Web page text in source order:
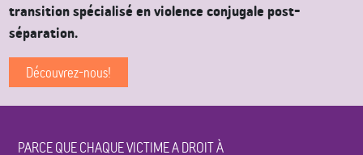
transition spécialisé en violence conjugale post-
séparation.
Découvrez-nous!
PARCE QUE CHAQUE VICTIME A DROIT À